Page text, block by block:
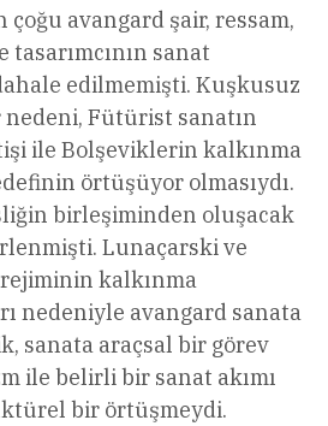
avangard şair, ressam,
sanat
edilmemişti. Kuşkusuz
Fütürist sanatın
ile Bolşeviklerin kalkınma
örtüşüyor olmasıydı.
birleşiminden oluşacak
Lunaçarski ve
kalkınma
nedeniyle avangard sanata
sanata araçsal bir görev
ile belirli bir sanat akımı
bir örtüşmeydi.